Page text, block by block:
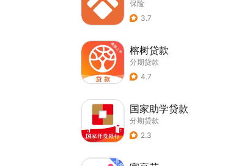
保险
3.7
榕树贷款
分期贷款
4.7
国家助学贷款
分期贷款
2.3